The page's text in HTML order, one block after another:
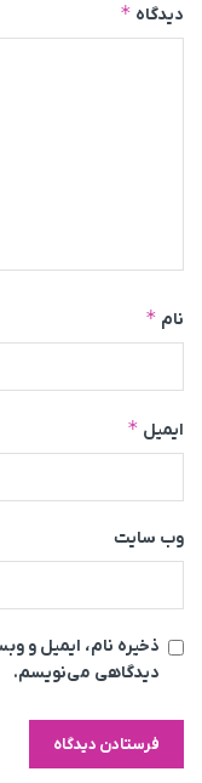
دیدگاه *
نام *
ایمیل *
وب‌ سایت
ذخیره نام، ایمیل و
دیدگاهی می‌نویسم.